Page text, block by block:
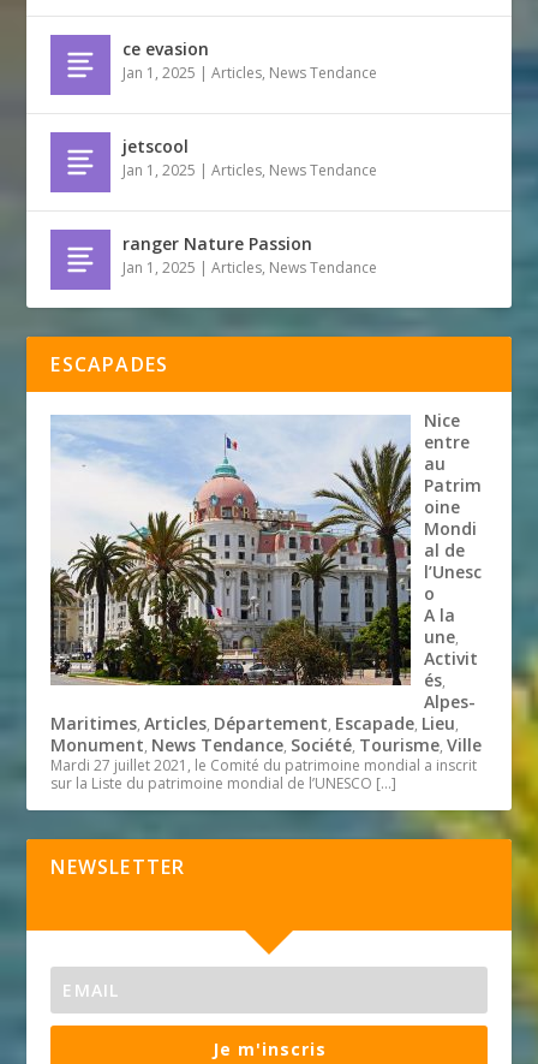
ce evasion
Jan 1, 2025 |Articles, News Tendance
jetscool
Jan 1, 2025 |Articles, News Tendance
ranger Nature Passion
Jan 1, 2025 |Articles, News Tendance
ESCAPADES
Nice
entre
au
Patrim
oine
Mondi
al de
l’Unesc
o
A la
une,
Activit
és,
Alpes-
Maritimes,Articles, Département, Escapade, Lieu,
Monument, News Tendance, Société, Tourisme,Ville
Mardi 27 juillet 2021, le Comité du patrimoine mondial a inscrit
sur la Liste du patrimoine mondial de l’UNESCO […]
NEWSLETTER
Je m'inscris